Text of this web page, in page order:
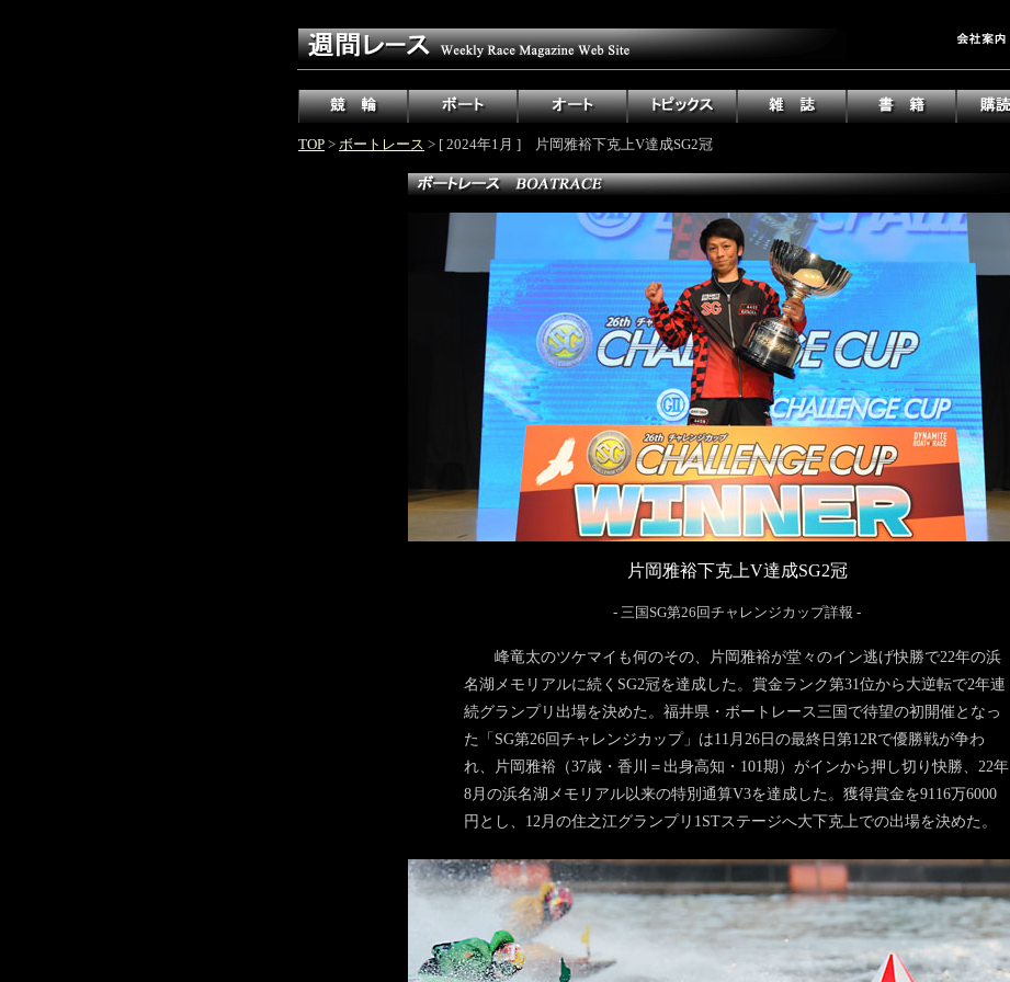
TOP > ボートレース > [ 2024年1月 ] 片岡雅裕下克上V達成SG2冠
片岡雅裕下克上V達成SG2冠
- 三国SG第26回チャレンジカップ詳報 -
峰竜太のツケマイも何のその、片岡雅裕が堂々のイン逃げ快勝で22年の浜
名湖メモリアルに続くSG2冠を達成した。賞金ランク第31位から大逆転で2年連
続グランプリ出場を決めた。福井県・ボートレース三国で待望の初開催となっ
た「SG第26回チャレンジカップ」は11月26日の最終日第12Rで優勝戦が争わ
れ、片岡雅裕（37歳・香川＝出身高知・101期）がインから押し切り快勝、22年
8月の浜名湖メモリアル以来の特別通算V3を達成した。獲得賞金を9116万6000
円とし、12月の住之江グランプリ1STステージへ大下克上での出場を決めた。